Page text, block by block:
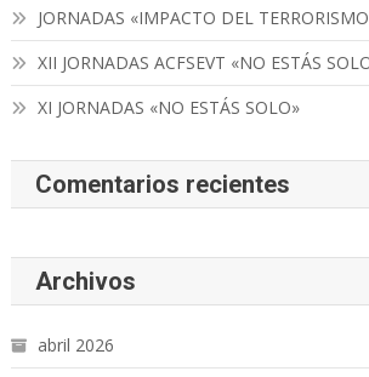
JORNADAS «IMPACTO DEL
XII JORNADAS ACFSEVT «NO ESTÁS
XI JORNADAS «NO ESTÁS SOLO»
Comentarios recientes
Archivos
abril 2026